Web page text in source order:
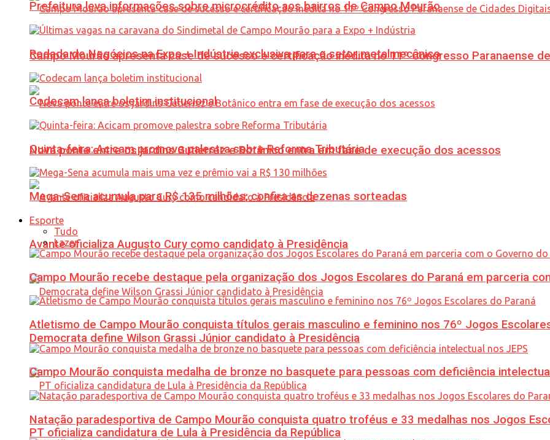
Campo Mourão apresenta case de sucesso e certificação inédita no 11º Congresso Paranaense
Nova ponte entre os jardins Gutierrez e Botânico entra em fase de execução dos acessos
Avante oficializa Augusto Cury como candidato à Presidência
Democrata define Wilson Grassi Júnior candidato à Presidência
PT oficializa candidatura de Lula à Presidência da República
Prefeitura leva informações sobre microcrédito aos bairros de Campo Mourão
Rodada de Negócios na Expo + Indústria exclusiva para o setor metalmecânico
Codecam lança boletim institucional
Quinta-feira: Acicam promove palestra sobre Reforma Tributária
Mega-Sena acumula para R$ 135 milhões; confira as dezenas sorteadas
Esporte
Tudo
Lazer
Campo Mourão recebe destaque pela organização dos Jogos Escolares do Paraná em parceria
Atletismo de Campo Mourão conquista títulos gerais masculino e feminino nos 76º Jogos
Campo Mourão conquista medalha de bronze no basquete para pessoas com deficiência
Natação paradesportiva de Campo Mourão conquista quatro troféus e 33 medalhas nos Jogos